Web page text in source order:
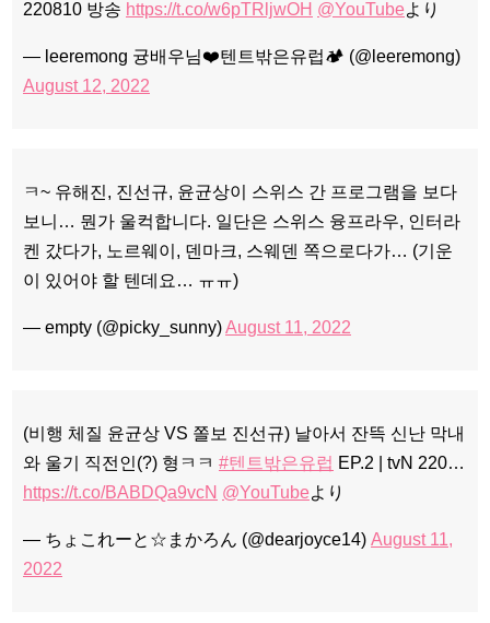
220810 방송 https://t.co/w6pTRljwOH @YouTubeより
— leeremong 귱배우님❤️텐트밖은유럽🏕 (@leeremong)
August 12, 2022
ㅋ~ 유해진, 진선규, 윤균상이 스위스 간 프로그램을 보다
보니… 뭔가 울컥합니다. 일단은 스위스 융프라우, 인터라
켄 갔다가, 노르웨이, 덴마크, 스웨덴 쪽으로다가… (기운
이 있어야 할 텐데요… ㅠㅠ)
— empty (@picky_sunny)August 11, 2022
(비행 체질 윤균상 VS 쫄보 진선규) 날아서 잔뜩 신난 막내
와 울기 직전인(?) 형ㅋㅋ #텐트밖은유럽 EP.2 | tvN 220…
https://t.co/BABDQa9vcN @YouTubeより
— ちょこれーと☆まかろん (@dearjoyce14) August 11,
2022